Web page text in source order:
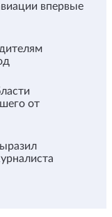
впервые
от